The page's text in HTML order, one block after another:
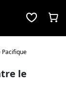
le